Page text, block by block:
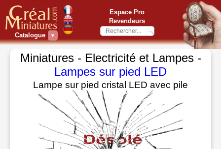
Catalogue ▼
Espace Pro
Revendeurs
Miniatures - Electricité et Lampes -
Lampes sur pied LED
Lampe sur pied cristal LED avec pile